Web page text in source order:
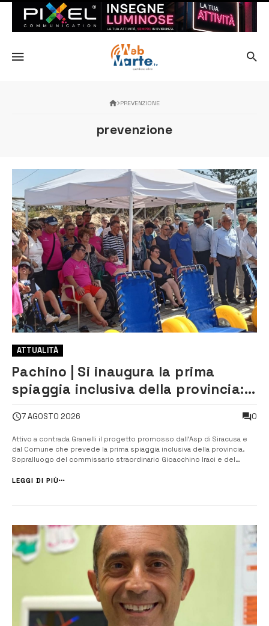
PREVENZIONE
prevenzione
ATTUALITÀ
Pachino | Si inaugura la prima
spiaggia inclusiva della provincia:
tutti
7 AGOSTO 2026 0
Attivo a contrada Granelli il progetto promosso dall’Asp di Siracusa e
dal Comune che prevede la prima spiaggia inclusiva della provincia.
Sopralluogo del commissario straordinario Gioacchino Iraci e del
settembre Anche la provincia di Siracusa ha la sua prima spiaggia p...
LEGGI DI PIÙ